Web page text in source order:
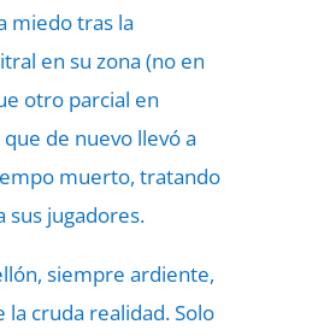
miedo tras la
en su zona (no en
otro parcial en
de nuevo llevó a
muerto, tratando
sus jugadores.
siempre ardiente,
cruda realidad. Solo